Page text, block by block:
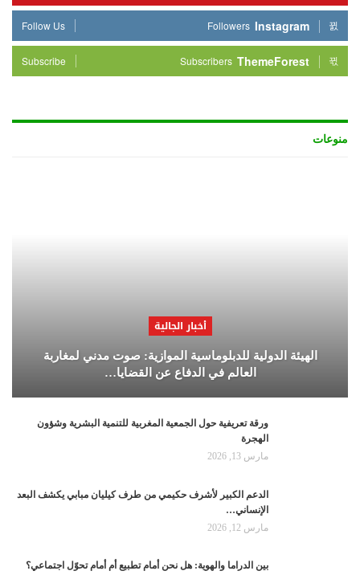
Instagram
Followers
Follow Us
ThemeForest
Subscribers
Subscribe
منوعات
أخبار الجالية
الهيئة الدولية للدبلوماسية الموازية: صوت مدني لمغاربة
العالم في الدفاع عن القضايا…
ورقة تعريفية حول الجمعية المغربية للتنمية البشرية وشؤون
الهجرة
مارس 13, 2026
الدعم الكبير لأشرف حكيمي من طرف كيليان مبابي يكشف البعد
الإنساني…
مارس 12, 2026
بين الدراما والهوية: هل نحن أمام تطبيع أم أمام تحوّل اجتماعي؟